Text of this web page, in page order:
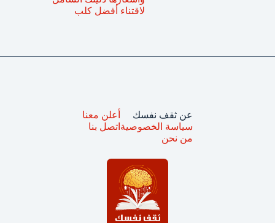
لاقتناء أفضل كلب
عن ثقف نفسك
سياسة الخصوصية
من نحن
أعلن معنا
اتصل بنا